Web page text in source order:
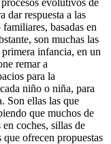
dar respuesta a las
basadas en
son muchas las
primera infancia, en un
remar a
para la
niño o niña, para
Son ellas las que
que muchos de
coches, sillas de
que ofrecen propuestas